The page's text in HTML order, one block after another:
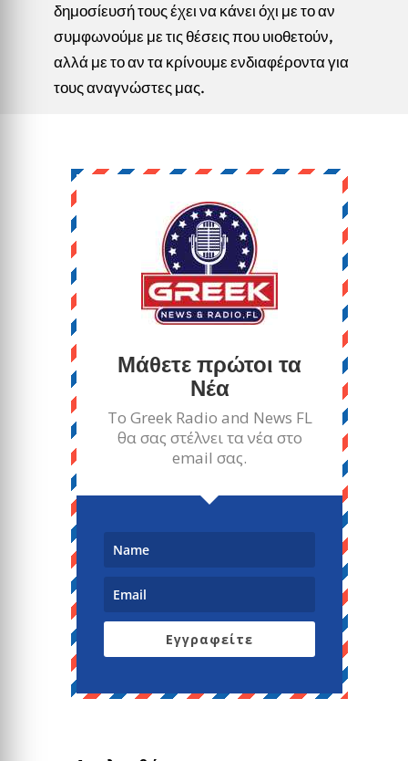
δημοσίευσή τους έχει να κάνει όχι με το αν
συμφωνούμε με τις θέσεις που υιοθετούν,
αλλά με το αν τα κρίνουμε ενδιαφέροντα για
τους αναγνώστες μας.
Μάθετε πρώτοι τα
Νέα
Το Greek Radio and News FL
θα σας στέλνει τα νέα στο
email σας.
Εγγραφείτε